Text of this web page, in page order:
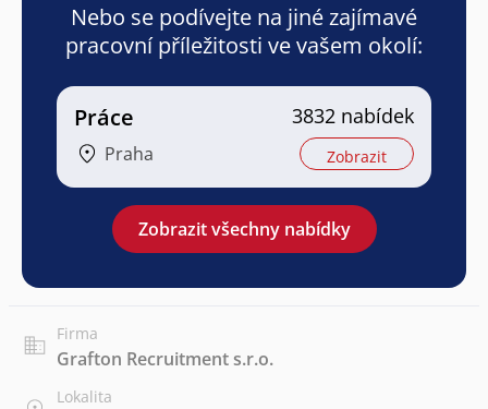
Nebo se podívejte na jiné zajímavé
pracovní příležitosti ve vašem okolí:
Práce
Praha
3832 nabídek
Zobrazit
Zobrazit všechny nabídky
Firma
Grafton Recruitment s.r.o.
Lokalita